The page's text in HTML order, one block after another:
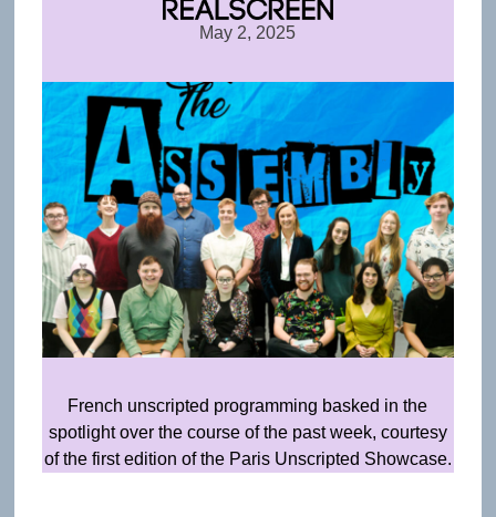
May 2, 2025
French unscripted programming basked in the
spotlight over the course of the past week, courtesy
of the first edition of the Paris Unscripted Showcase.